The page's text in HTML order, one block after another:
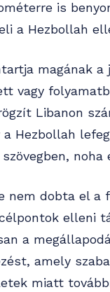
is
a Hezbollah
magának
vagy
Libanon
a Hezbollah
noha
nem dobta el a
elleni
a
amely
miatt